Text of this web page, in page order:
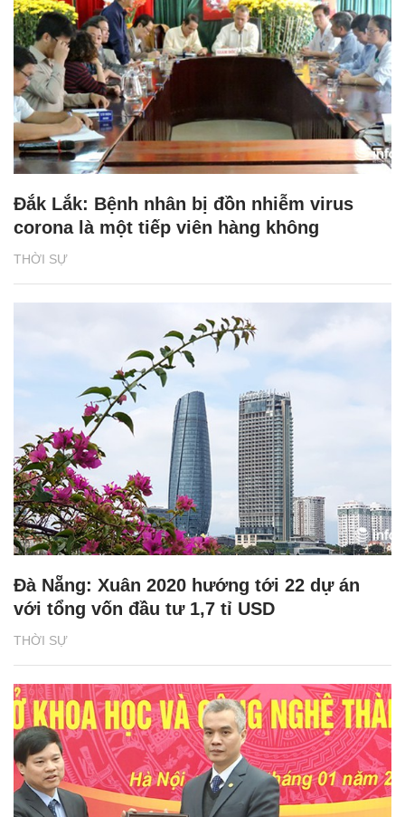
THỜI SỰ
Đắk Lắk: Bệnh nhân bị đồn nhiễm virus
corona là một tiếp viên hàng không
THỜI SỰ
Đà Nẵng: Xuân 2020 hướng tới 22 dự án
với tổng vốn đầu tư 1,7 tỉ USD